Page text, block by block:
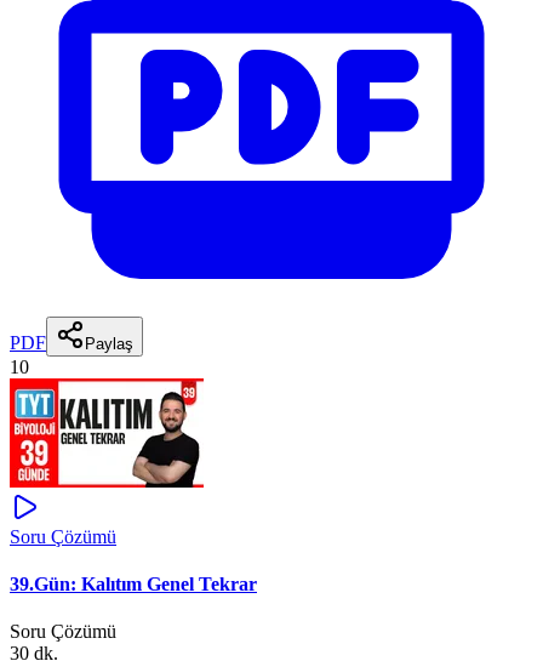
PDF Paylaş
10
Soru Çözümü
39.Gün: Kalıtım Genel Tekrar
Soru Çözümü
30 dk.